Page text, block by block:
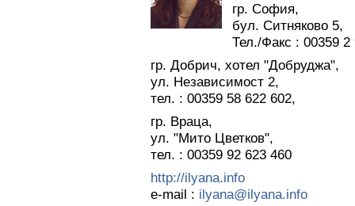
гр. София,
бул. Ситняково 5,
Тел./Факс : 00359 2
гр. Добрич, хотел "Добруджа",
ул. Независимост 2,
тел. : 00359 58 622 602,
гр. Враца,
ул. "Мито Цветков",
тел. : 00359 92 623 460
http://ilyana.info
e-mail : ilyana@ilyana.info